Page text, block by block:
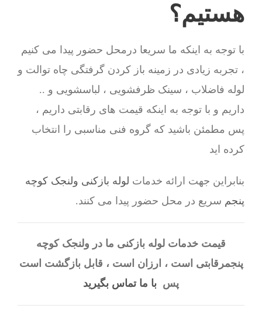
هستیم؟
با توجه به اینکه ما سریعا درمحل حضور پیدا می کنیم
، تجربه زیادی در زمینه باز کردن گرفتگی چاه توالت و
لوله فاضلاب ، سینک ظرفشویی ، لباسشویی و ..
داریم و با توجه به اینکه قیمت های رقابتی داریم ،
پس مطمئن باشید که گروه فنی مناسبی را انتخاب
کرده اید
بنابراین جهت ارائه خدمات لوله بازکنی ولنجک کوچه
پنجم سریع در محل حضور پیدا می کنند.
قیمت خدمات لوله بازکنی ما در ولنجک کوچه
پنجمرقابتی است ، ارزان است ، قابل بازگشت است
پس با ما تماس بگیرید